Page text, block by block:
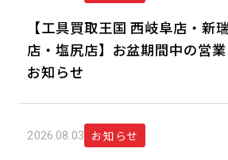
【工具買取王国 西岐阜店・新
店・塩尻店】お盆期間中の営
お知らせ
2026.08.03 お知らせ